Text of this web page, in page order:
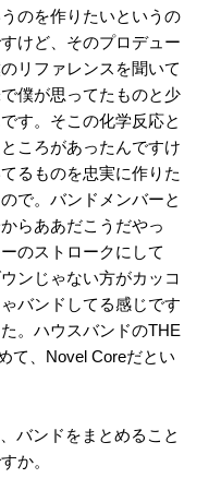
のを作りたいというの
けど、そのプロデュー
リファレンスを聞いて
僕が思ってたものと少
す。そこの化学反応と
ころがあったんですけ
るものを忠実に作りた
で。バンドメンバーと
らああだこうだやっ
のストロークにして
ンじゃない方がカッコ
バンドしてる感じです
。ハウスバンドのTHE
て、Novel Coreだとい
バンドをまとめること
か。